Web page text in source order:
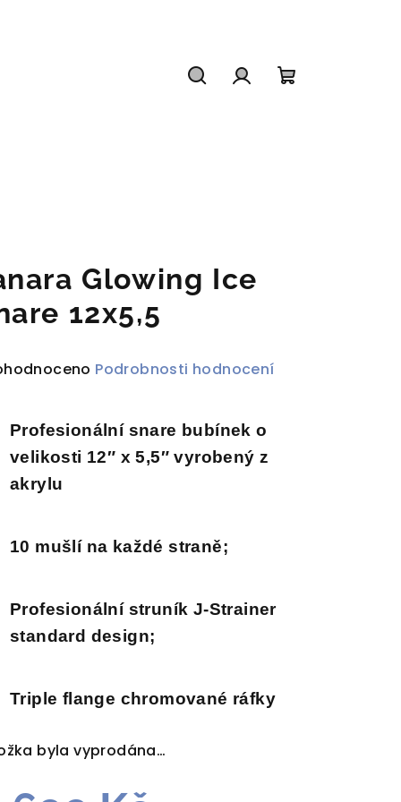
Glowing Ice
12x5,5
Podrobnosti hodnocení
Profesionální snare bubínek o
velikosti 12″ x 5,5″ vyrobený z
akrylu
10 mušlí na každé straně;
Profesionální struník J-Strainer
standard design;
Triple flange chromované ráfky
byla vyprodána…